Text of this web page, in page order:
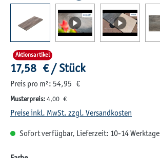
Aktionsartikel
Regulärer Preis:
17,58 € / Stück
Preis pro m²: 54,95 €
Musterpreis: 4,00 €
Preise inkl. MwSt. zzgl. Versandkosten
Sofort verfügbar, Lieferzeit: 10-14 Werktage